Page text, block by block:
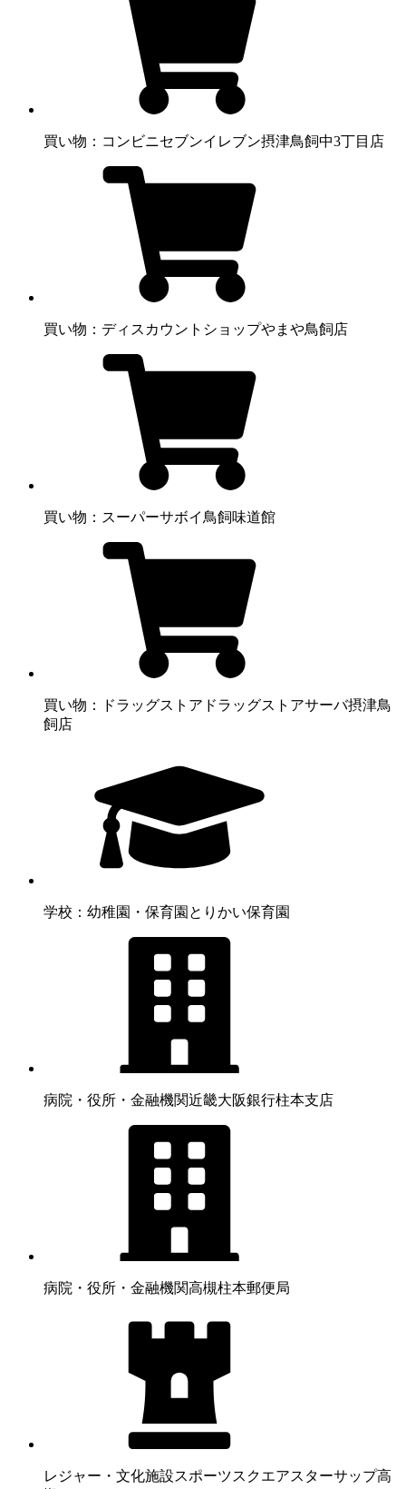
買い物：コンビニセブンイレブン摂津鳥飼中3丁目店
買い物：ディスカウントショップやまや鳥飼店
買い物：スーパーサボイ鳥飼味道館
買い物：ドラッグストア ドラッグストアサーバ摂津鳥
飼店
学校：幼稚園・保育園 とりかい保育園
病院・役所・金融機関近畿大阪銀行柱本支店
病院・役所・金融機関高槻柱本郵便局
レジャー・文化施設スポーツスクエアスターサップ高